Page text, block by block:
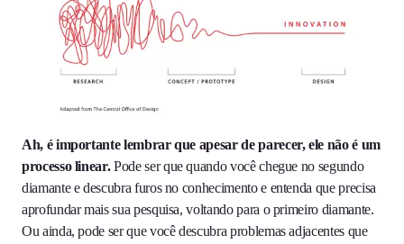
Ah, é importante lembrar que apesar de parecer, ele não é um
processo linear.Pode ser que quando você chegue no segundo
diamante e descubra furos no conhecimento e entenda que precisa
aprofundar mais sua pesquisa, voltando para o primeiro diamante.
Ou ainda, pode ser que você descubra problemas adjacentes que